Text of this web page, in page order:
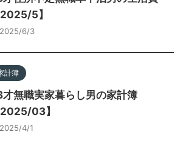
2025/5】
2025/6/3
計簿
無職実家暮らし男の家計簿
2025/03】
2025/4/1